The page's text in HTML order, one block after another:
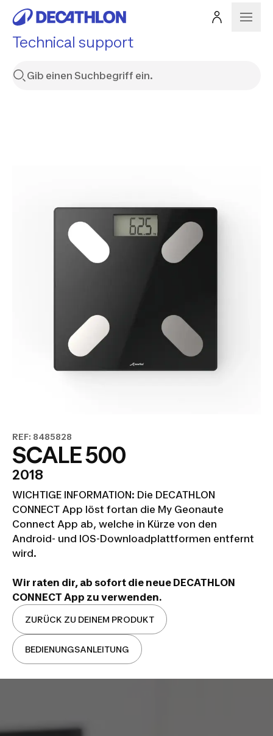
Technical support
REF: 8485828
SCALE 500
2018
WICHTIGE INFORMATION: Die DECATHLON
CONNECT App löst fortan die My Geonaute
Connect App ab, welche in Kürze von den
Android- und IOS-Downloadplattformen entfernt
wird.
Wir raten dir, ab sofort die neue DECATHLON
CONNECT App zu verwenden.
ZURÜCK ZU DEINEM PRODUKT
BEDIENUNGSANLEITUNG